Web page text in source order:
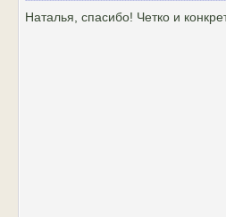
Наталья, спасибо! Четко и